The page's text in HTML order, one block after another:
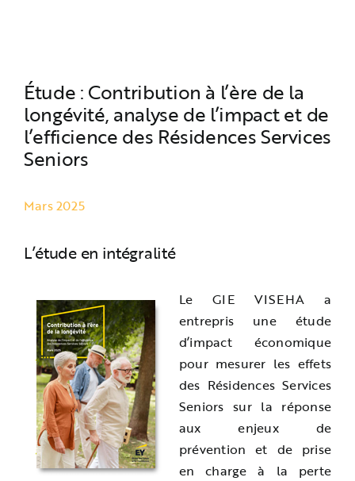
Étude : Contribution à l’ère de la
longévité, analyse de l’impact et de
l’efficience des Résidences Services
Seniors
Mars 2025
L’étude en intégralité
Le GIE VISEHA a
entrepris une étude
d’impact économique
pour mesurer les effets
des Résidences Services
Seniors sur la réponse
aux enjeux de
prévention et de prise
en charge à la perte